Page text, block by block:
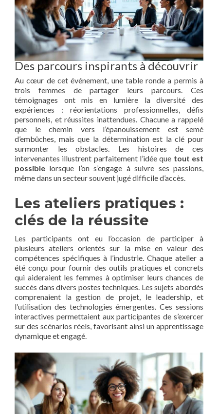
Des parcours inspirants à découvrir
Au cœur de cet événement, une table ronde a permis à
trois femmes de partager leurs parcours. Ces
témoignages ont mis en lumière la diversité des
expériences : réorientations professionnelles, défis
personnels, et réussites inattendues. Chacune a rappelé
que le chemin vers l’épanouissement est semé
d’embûches, mais que la détermination est la clé pour
surmonter les obstacles. Les histoires de ces
intervenantes illustrent parfaitement l’idée que tout est
possible lorsque l’on s’engage à suivre ses passions,
même dans un secteur souvent jugé difficile d’accès.
Les ateliers pratiques :
clés de la réussite
Les participants ont eu l’occasion de participer à
plusieurs ateliers orientés sur la mise en valeur des
compétences spécifiques à l’industrie. Chaque atelier a
été conçu pour fournir des outils pratiques et concrets
qui aideraient les femmes à optimiser leurs chances de
succès dans divers postes techniques. Les sujets abordés
comprenaient la gestion de projet, le leadership, et
l’utilisation des technologies émergentes. Ces sessions
interactives permettaient aux participantes de s’exercer
sur des scénarios réels, favorisant ainsi un apprentissage
dynamique et engagé.